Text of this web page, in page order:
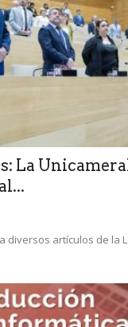
La
diversos artículos de la